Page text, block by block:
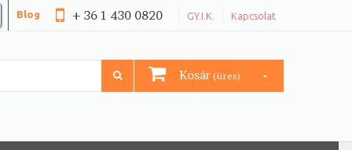
GY.I.K. Kapcsolat
+ 36 1 430 0820
Blog
Kosár (üres)